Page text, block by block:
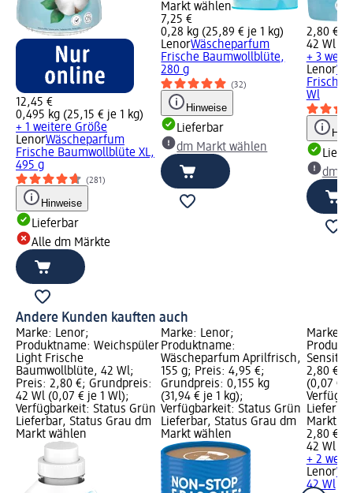
12,45 €
0,495 kg (25,15 € je 1 kg)
+ 1 weitere Größe
LenorWäscheparfum
Frische Baumwollblüte XL,
495 g
(281)
Hinweise
Lieferbar
Alle dm Märkte
Markt wählen
7,25 €
0,28 kg (25,89 € je 1 kg)
LenorWäscheparfum
Frische Baumwollblüte,
280 g
(32)
Hinweise
Lieferbar
dm Markt wählen
2,80 €
42 Wl
+ 3
Lenor
Frische
Wl
dm
Andere Kunden kauften auch
Marke: Lenor;
Produktname: Weichspüler
Light Frische
Baumwollblüte, 42 Wl;
Preis: 2,80 €; Grundpreis:
42 Wl (0,07 € je 1 Wl);
Verfügbarkeit: Status Grün
Lieferbar, Status Grau dm
Markt wählen
Marke: Lenor;
Produktname:
Wäscheparfum Aprilfrisch,
155 g; Preis: 4,95 €;
Grundpreis: 0,155 kg
(31,94 € je 1 kg);
Verfügbarkeit: Status Grün
Lieferbar, Status Grau dm
Markt wählen
Marke:
2,80 €;
(0,07 €
Markt
2,80 €
42 Wl
+ 2
Lenor
42 Wl